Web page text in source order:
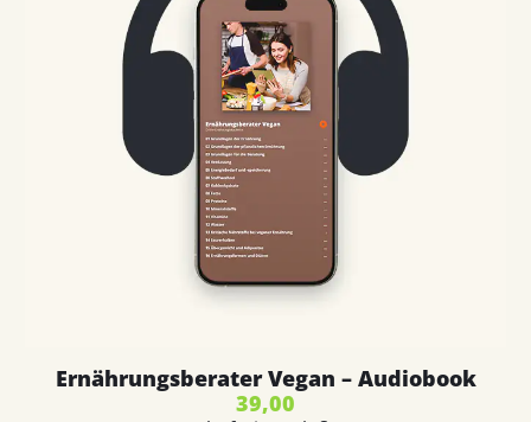
Ernährungsberater Vegan – Audiobook
39,00